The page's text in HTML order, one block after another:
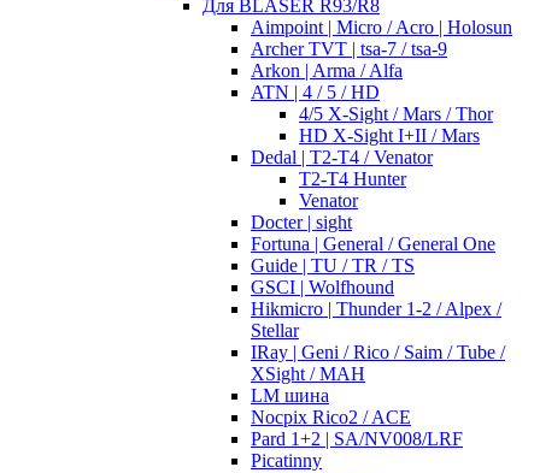
Для BLASER R93/R8
Aimpoint | Micro / Acro | Holosun
Archer TVT | tsa-7 / tsa-9
Arkon | Arma / Alfa
ATN | 4 / 5 / HD
4/5 X-Sight / Mars / Thor
HD X-Sight I+II / Mars
Dedal | T2-T4 / Venator
T2-T4 Hunter
Venator
Docter | sight
Fortuna | General / General One
Guide | TU / TR / TS
GSCI | Wolfhound
Hikmicro | Thunder 1-2 / Alpex /
Stellar
IRay | Geni / Rico / Saim / Tube /
XSight / MAH
LM шина
Nocpix Rico2 / ACE
Pard 1+2 | SA/NV008/LRF
Picatinny